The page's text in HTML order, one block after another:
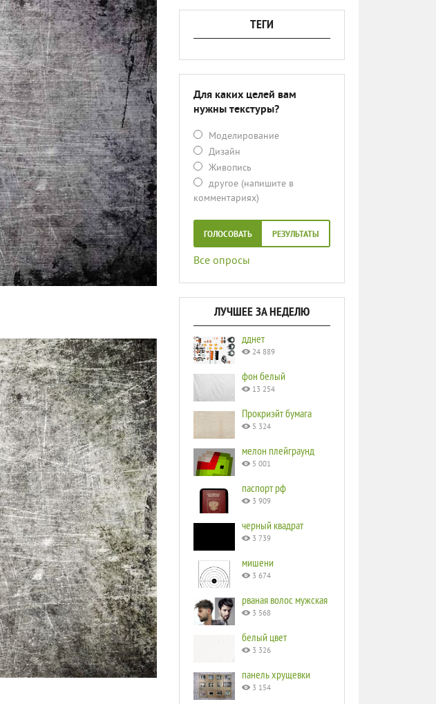
ТЕГИ
Для каких целей вам
нужны текстуры?
Моделирование
Дизайн
Живопись
другое (напишите в
комментариях)
ГОЛОСОВАТЬ РЕЗУЛЬТАТЫ
Все опросы
ЛУЧШЕЕ ЗА НЕДЕЛЮ
дднет
24 889
фон белый
13 254
Прокриэйт бумага
5 324
мелон плейграунд
5 001
паспорт рф
3 909
черный квадрат
3 739
мишени
3 674
рваная волос мужская
3 568
белый цвет
3 326
панель хрущевки
3 154